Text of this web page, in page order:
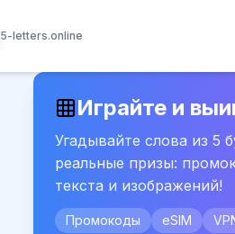
5-letters.online
Играйте и
Угадывайте слова из 5
реальные призы:
текста и изображений!
Промокоды eSIM